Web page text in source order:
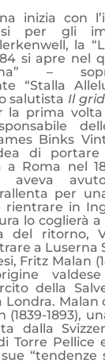
inizia con
per gli
la
si apre nel
–
“Stalla
salutista Il
la prima
Binks Vint
di portare
Roma nel
aveva
per
rientrare in
lo coglierà a
del ritorno,
a Luserna
Fritz Malan
della
Londra. Malan
(1839-1893),
dalla
Torre Pellice
“tendenze